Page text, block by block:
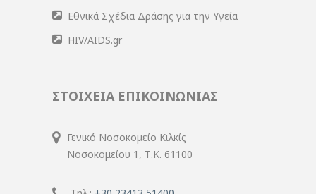
Εθνικά Σχέδια Δράσης για την Υγεία
HIV/AIDS.gr
ΣΤΟΙΧΕΙΑ ΕΠΙΚΟΙΝΩΝΙΑΣ
Γενικό Νοσοκομείο Κιλκίς
Νοσοκομείου 1, Τ.Κ. 61100